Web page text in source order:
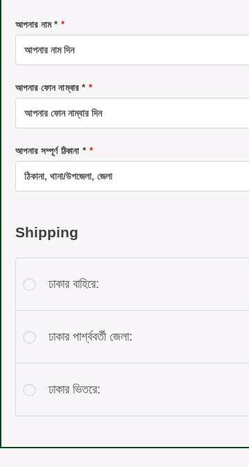
আপনার নাম * *
আপনার ফোন নাম্বার * *
আপনার সম্পূর্ণ ঠিকানা * *
Shipping
ঢাকার বাহিরে:
ঢাকার পার্শ্ববর্তী জেলা:
ঢাকার ভিতরে: